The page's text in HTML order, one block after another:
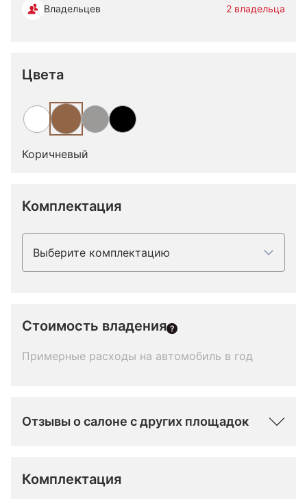
Владельцев 2 владельца
Цвета
Коричневый
Комплектация
Выберите комплектацию
Стоимость владения
Примерные расходы на автомобиль в год
Отзывы о салоне с других площадок
Комплектация